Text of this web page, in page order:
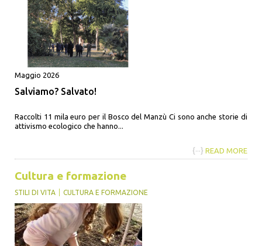
Maggio 2026
Salviamo? Salvato!
Raccolti 11 mila euro per il Bosco del Manzù Ci sono anche storie di
attivismo ecologico che hanno...
{···} READ MORE
Cultura e formazione
STILI DI VITA CULTURA E FORMAZIONE